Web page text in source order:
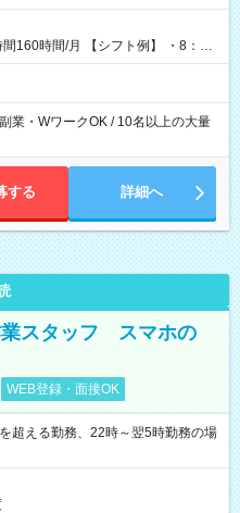
シフト例】 ・8：00
業・WワークOK / 10名以上の大量
する 詳細へ
業スタッフ スマホの
WEB登録・面接OK
える勤務、22時～翌5時勤務の場